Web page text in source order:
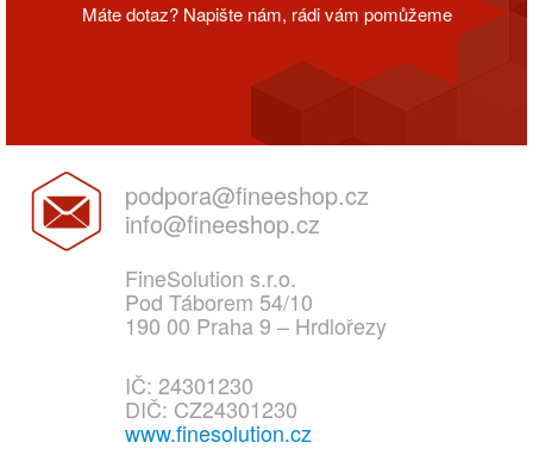
Máte dotaz? Napište nám, rádi vám pomůžeme
podpora@fineeshop.cz
info@fineeshop.cz
FineSolution s.r.o.
Pod Táborem 54/10
190 00 Praha 9 – Hrdlořezy
IČ: 24301230
DIČ: CZ24301230
www.finesolution.cz